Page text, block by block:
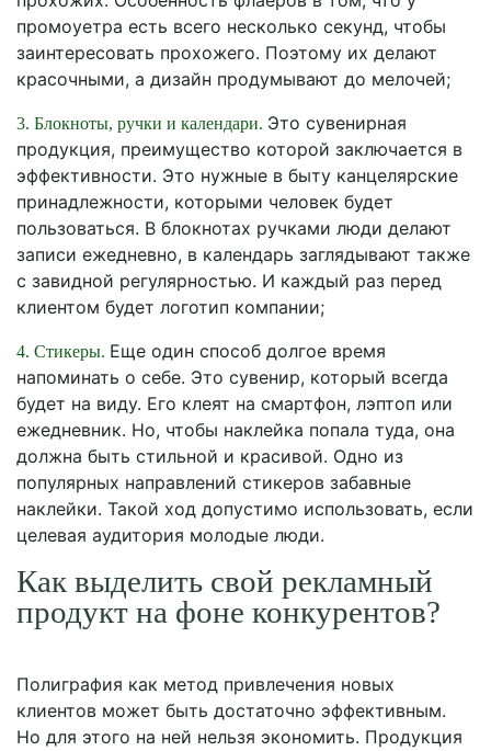
промоуетра есть всего несколько секунд, чтобы
заинтересовать прохожего. Поэтому их делают
красочными, а дизайн продумывают до мелочей;
3. Блокноты, ручки и календари. Это сувенирная
продукция, преимущество которой заключается в
эффективности. Это нужные в быту канцелярские
принадлежности, которыми человек будет
пользоваться. В блокнотах ручками люди делают
записи ежедневно, в календарь заглядывают также
с завидной регулярностью. И каждый раз перед
клиентом будет логотип компании;
4. Стикеры. Еще один способ долгое время
напоминать о себе. Это сувенир, который всегда
будет на виду. Его клеят на смартфон, лэптоп или
ежедневник. Но, чтобы наклейка попала туда, она
должна быть стильной и красивой. Одно из
популярных направлений стикеров забавные
наклейки. Такой ход допустимо использовать, если
целевая аудитория молодые люди.
Как выделить свой рекламный
продукт на фоне конкурентов?
Полиграфия как метод привлечения новых
клиентов может быть достаточно эффективным.
Но для этого на ней нельзя экономить. Продукция